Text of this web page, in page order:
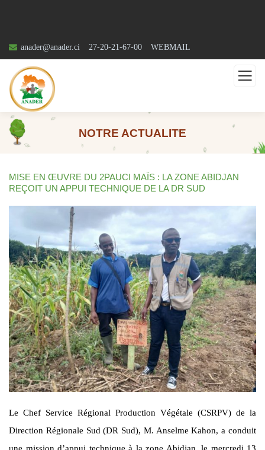
anader@anader.ci 27-20-21-67-00 WEBMAIL
NOTRE ACTUALITE
MISE EN ŒUVRE DU 2PAUCI MAÏS : LA ZONE ABIDJAN
REÇOIT UN APPUI TECHNIQUE DE LA DR SUD
Le Chef Service Régional Production Végétale (CSRPV) de la
Direction Régionale Sud (DR Sud), M. Anselme Kahon, a conduit
une mission d’appui technique à la zone Abidjan, le mercredi 13